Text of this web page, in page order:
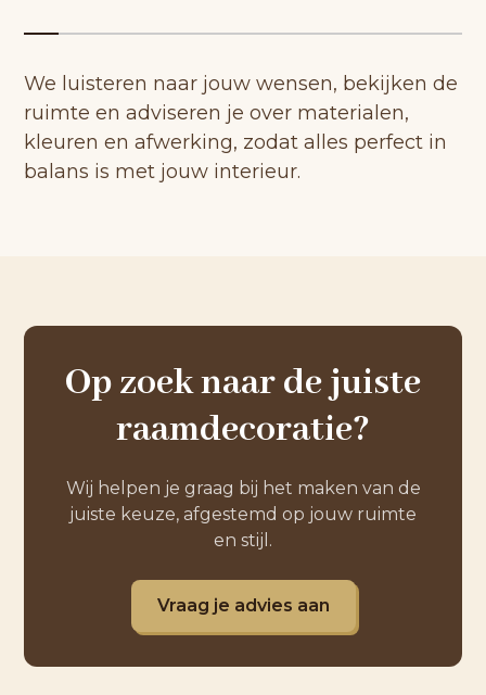
We luisteren naar jouw wensen, bekijken de
ruimte en adviseren je over materialen,
kleuren en afwerking, zodat alles perfect in
balans is met jouw interieur.
Op zoek naar de juiste
raamdecoratie?
Wij helpen je graag bij het maken van de
juiste keuze, afgestemd op jouw ruimte
en stijl.
Vraag je advies aan